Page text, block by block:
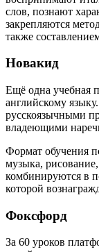
слов, познают
закрепляются
также
Новакид
Ещё одна учебная
английскому
русскоязычными
владеющими
Формат обучения
музыка,
комбинируются в
которой
Фоксфорд
За 60 уроков